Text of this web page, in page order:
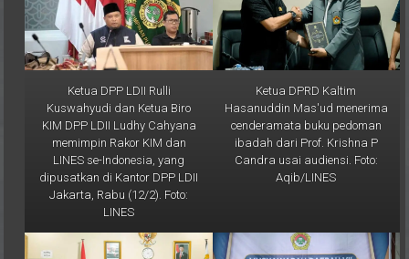
Ketua DPP LDII Rulli
Kuswahyudi dan Ketua Biro
KIM DPP LDII Ludhy Cahyana
memimpin Rakor KIM dan
LINES se-Indonesia, yang
dipusatkan di Kantor DPP LDII
Jakarta, Rabu (12/2). Foto:
LINES
Ketua DPRD Kaltim
Hasanuddin Mas'ud menerima
cenderamata buku pedoman
ibadah dari Prof. Krishna P
Candra usai audiensi. Foto:
Aqib/LINES